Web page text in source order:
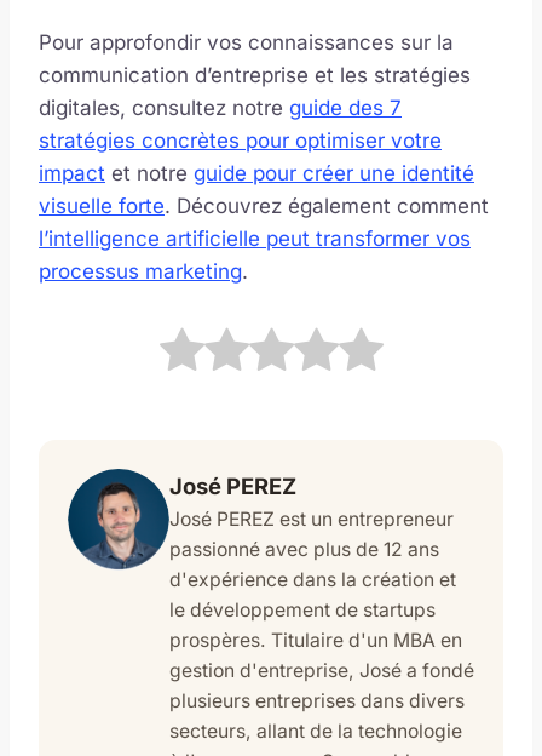
Pour approfondir vos connaissances sur la
communication d’entreprise et les stratégies
digitales, consultez notre guide des 7
stratégies concrètes pour optimiser votre
impact et notre guide pour créer une identité
visuelle forte. Découvrez également comment
l’intelligence artificielle peut transformer vos
processus marketing.
José PEREZ
José PEREZ est un entrepreneur
passionné avec plus de 12 ans
d'expérience dans la création et
le développement de startups
prospères. Titulaire d'un MBA en
gestion d'entreprise, José a fondé
plusieurs entreprises dans divers
secteurs, allant de la technologie